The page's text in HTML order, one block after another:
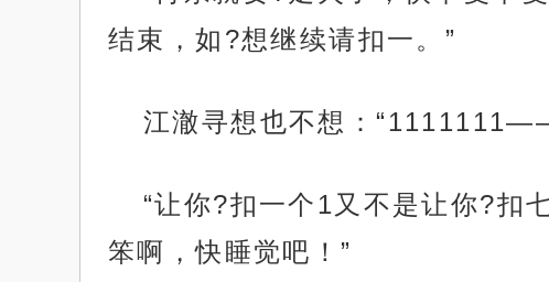
结束，如?想继续请扣一。”
江澈寻想也不想：
“让你?扣一个1又不是让你?扣
笨啊，快睡觉吧！”